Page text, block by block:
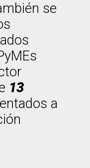
se
13
a